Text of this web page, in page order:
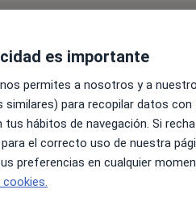
con más de diez años de
de pareja y de familia. Te
que un acompañamiento
puedes explorar dinámicas
mejorar tus relaciones
este es tu espacio.
es importante
permites a nosotros y a
similares) para recopilar datos
tus hábitos de navegación. Si
el correcto uso de nuestra
preferencias en cualquier